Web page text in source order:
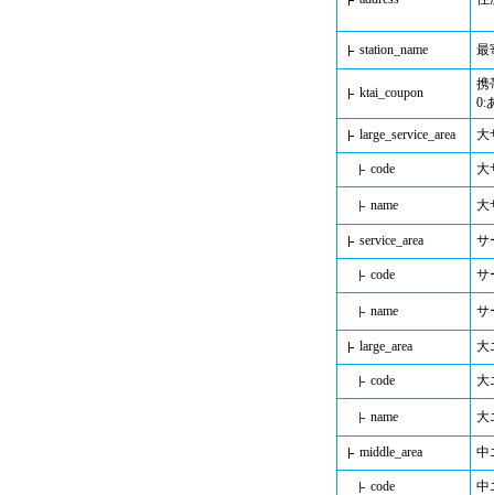
station_name 最
ktai_coupon
携
0:
large_service_area 大
code 大
name 大
service_area サ
code サ
name サ
large_area 大
code 大
name 大
middle_area 中
code 中